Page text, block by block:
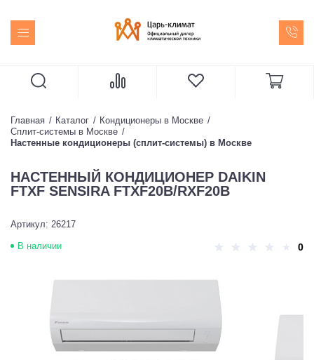
Главная Каталог
Кондиционеры в Москве
Сплит-системы в Москве
Настенные кондиционеры (сплит-системы) в Москве
НАСТЕННЫЙ КОНДИЦИОНЕР DAIKIN
FTXF SENSIRA FTXF20B/RXF20B
Артикул: 26217
В наличии 0